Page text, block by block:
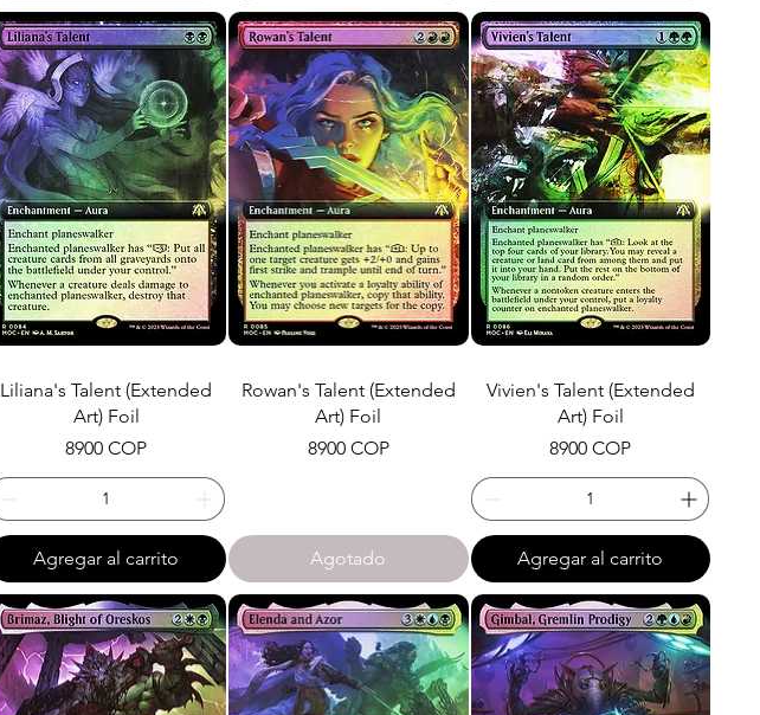
Liliana's Talent (Extended
Art) Foil
Precio
8900 COP
Agregar al carrito
Rowan's Talent (Extended
Art) Foil
Precio
8900 COP
Agotado
Vivien's Talent (Extended
Art) Foil
Precio
8900 COP
Agregar al carrito